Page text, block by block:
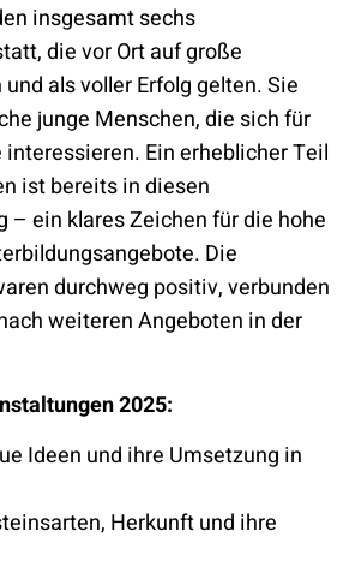
insgesamt sechs
die vor Ort auf große
als voller Erfolg gelten. Sie
junge Menschen, die sich für
interessieren. Ein erheblicher Teil
ist bereits in diesen
– ein klares Zeichen für die hohe
Die
durchweg positiv, verbunden
weiteren Angeboten in der
2025:
Ideen und ihre Umsetzung in
Herkunft und ihre